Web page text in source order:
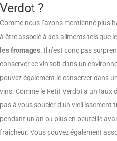
Verdot ?
Comme nous l’avons mentionné plus
à être associé à des aliments tels que
les fromages. Il n’est donc pas
conserver ce vin soit dans un
pouvez également le conserver dans
vins. Comme le Petit Verdot a un taux
pas à vous soucier d’un vieillissement
pendant un an ou plus en bouteille
fraîcheur. Vous pouvez également